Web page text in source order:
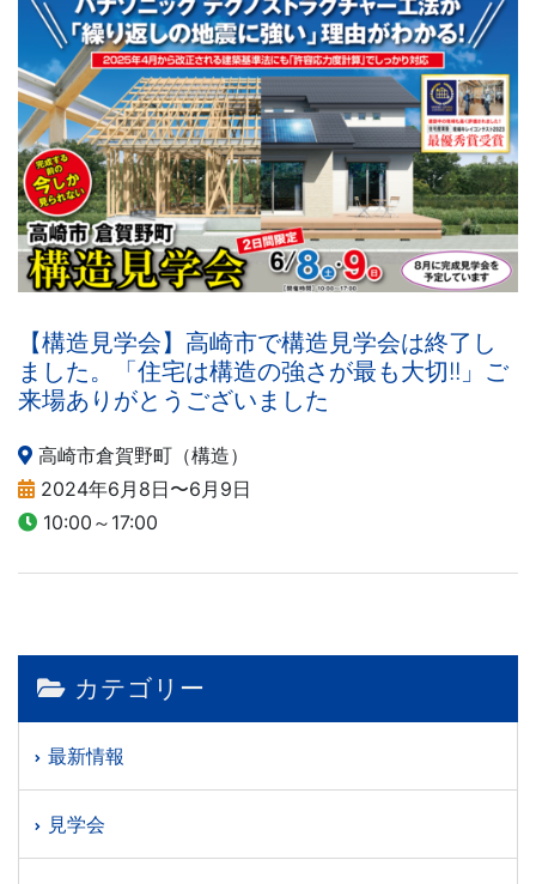
【構造見学会】高崎市で構造見学会は終了し
ました。「住宅は構造の強さが最も大切!!」ご
来場ありがとうございました
高崎市倉賀野町（構造）
2024年6月8日〜6月9日
10:00～17:00
カテゴリー
最新情報
見学会